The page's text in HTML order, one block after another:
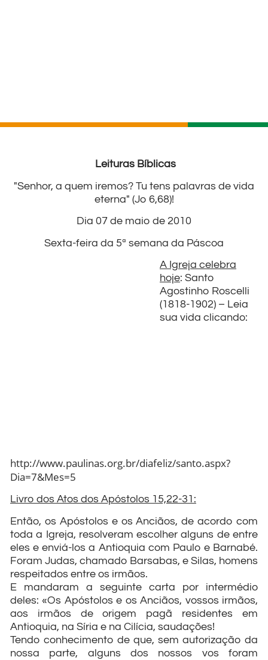
Leituras Bíblicas
"Senhor, a quem iremos? Tu tens palavras de vida
eterna" (Jo 6,68)!
Dia 07 de maio de 2010
Sexta-feira da 5ª semana da Páscoa
A Igreja celebra
hoje: Santo
Agostinho Roscelli
(1818-1902) – Leia
sua vida clicando:
http://www.paulinas.org.br/diafeliz/santo.aspx?
Dia=7&Mes=5
Livro dos Atos dos Apóstolos 15,22-31:
Então, os Apóstolos e os Anciãos, de acordo com
toda a Igreja, resolveram escolher alguns de entre
eles e enviá-los a Antioquia com Paulo e Barnabé.
Foram Judas, chamado Barsabas, e Silas, homens
respeitados entre os irmãos.
E mandaram a seguinte carta por intermédio
deles: «Os Apóstolos e os Anciãos, vossos irmãos,
aos irmãos de origem pagã residentes em
Antioquia, na Síria e na Cilícia, saudações!
Tendo conhecimento de que, sem autorização da
nossa parte, alguns dos nossos vos foram